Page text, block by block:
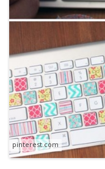
pinterest.com